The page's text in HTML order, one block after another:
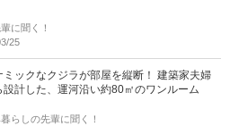
に聞く！
25
ミックなクジラが部屋を縦断！ 建築家夫婦
設計した、運河沿い約80㎡のワンルーム
らしの先輩に聞く！